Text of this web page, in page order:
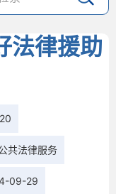
法律援助
共法律服务
09-29